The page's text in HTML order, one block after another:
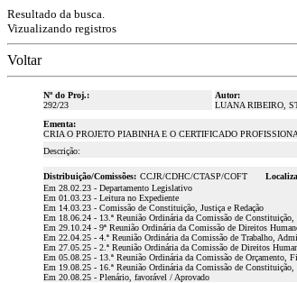
Resultado da busca.
Vizualizando registros
Voltar
Nº do Proj.:
292/23
Autor:
LUANA RIBEIRO,
Ementa:
CRIA O PROJETO PIABINHA E O CERTIFICADO
Descrição:
Distribuição/Comissões: CCJR/CDHC/CTASP/COFT
Em 28.02.23 - Departamento Legislativo
Em 01.03.23 - Leitura no Expediente
Em 14.03.23 - Comissão de Constituição, Justiça e Redação
Em 18.06.24 - 13.ª Reunião Ordinária da Comissão de
Em 29.10.24 - 9ª Reunião Ordinária da Comissão de Direitos
Em 22.04.25 - 4.ª Reunião Ordinária da Comissão de Trabalho,
Em 27.05.25 - 2.ª Reunião Ordinária da Comissão de Direitos
Em 05.08.25 - 13.ª Reunião Ordinária da Comissão de Orçamento,
Em 19.08.25 - 16.ª Reunião Ordinária da Comissão de
Em 20.08.25 - Plenário, favorável / Aprovado